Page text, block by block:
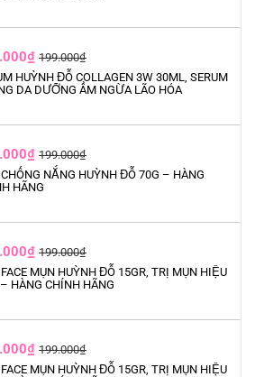
199.000₫
HUỲNH ĐỖ COLLAGEN 3W 30ML, SERUM
DA DƯỠNG ẨM NGỪA LÃO HÓA
199.000₫
NẮNG HUỲNH ĐỖ 70G – HÀNG
HÃNG
199.000₫
MỤN HUỲNH ĐỖ 15GR, TRỊ MỤN HIỆU
HÀNG CHÍNH HÃNG
199.000₫
MỤN HUỲNH ĐỖ 15GR, TRỊ MỤN HIỆU